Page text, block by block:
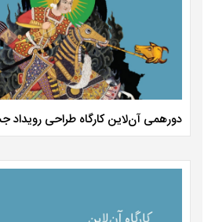
دورهمی آن‌لاین کارگاه طراحی رویداد